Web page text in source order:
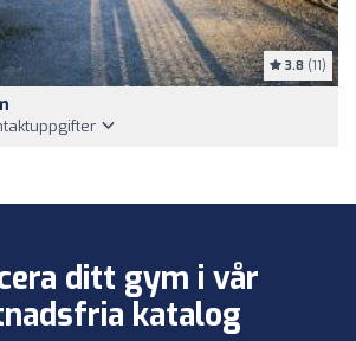
3.8 (11)
ditt gym i vår
katalog